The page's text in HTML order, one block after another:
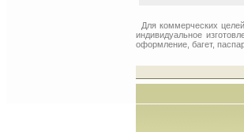
Для коммерческих
индивидуальное
оформление, багет,